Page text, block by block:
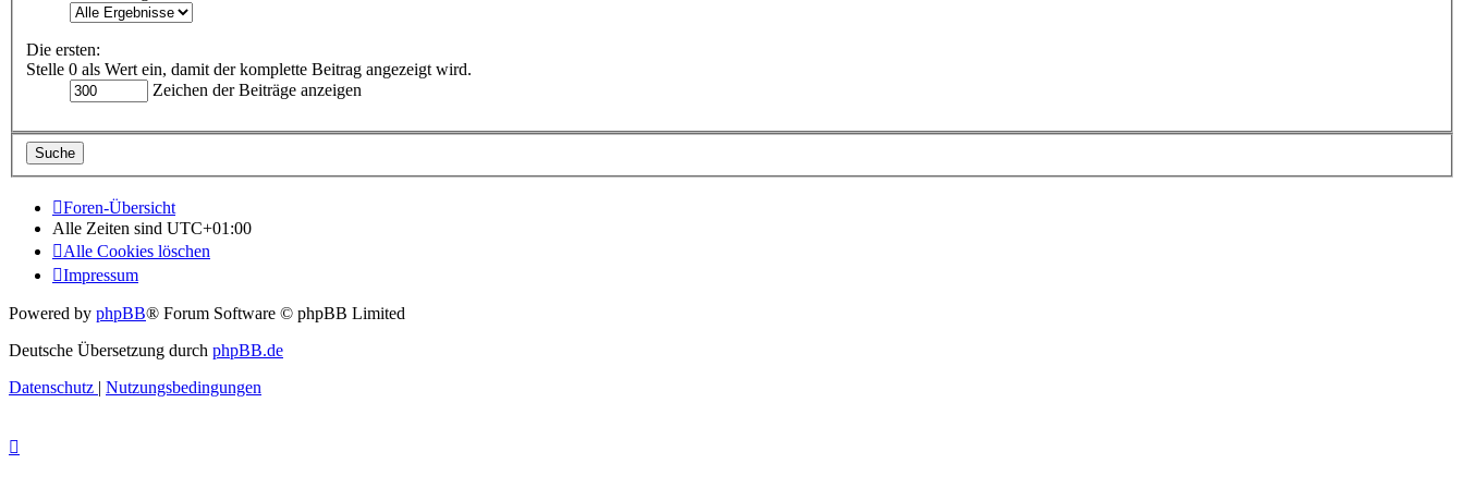
Die ersten:
Stelle 0 als Wert ein, damit der komplette Beitrag angezeigt wird.
Zeichen der Beiträge anzeigen
Foren-Übersicht
Alle Zeiten sind UTC+01:00
Alle Cookies löschen
Impressum
Powered by phpBB® Forum Software © phpBB Limited
Deutsche Übersetzung durch phpBB.de
Datenschutz | Nutzungsbedingungen